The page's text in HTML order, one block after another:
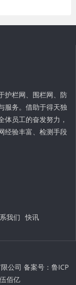
护栏网、围栏网、防
服务。借助于得天独
体员工的奋发努力，
经验丰富、检测手段
我们 快讯
公司 备案号： 鲁ICP
伍佰亿